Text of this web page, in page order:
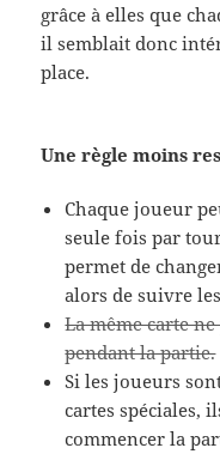
grâce à elles que
il semblait donc
place.
Une règle moins
Chaque joueur
seule fois par
permet de
alors de suivre
La même carte
pendant la partie.
Si les joueurs
cartes spéciales,
commencer la